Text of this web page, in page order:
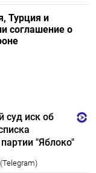
Турция и
соглашение о